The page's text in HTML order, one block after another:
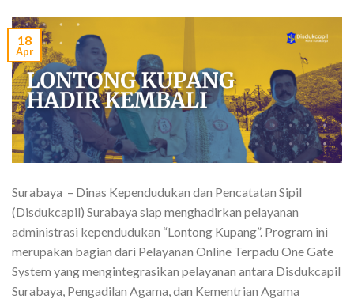
18
Apr
Surabaya – Dinas Kependudukan dan Pencatatan Sipil
(Disdukcapil) Surabaya siap menghadirkan pelayanan
administrasi kependudukan “Lontong Kupang”. Program ini
merupakan bagian dari Pelayanan Online Terpadu One Gate
System yang mengintegrasikan pelayanan antara Disdukcapil
Surabaya, Pengadilan Agama, dan Kementrian Agama